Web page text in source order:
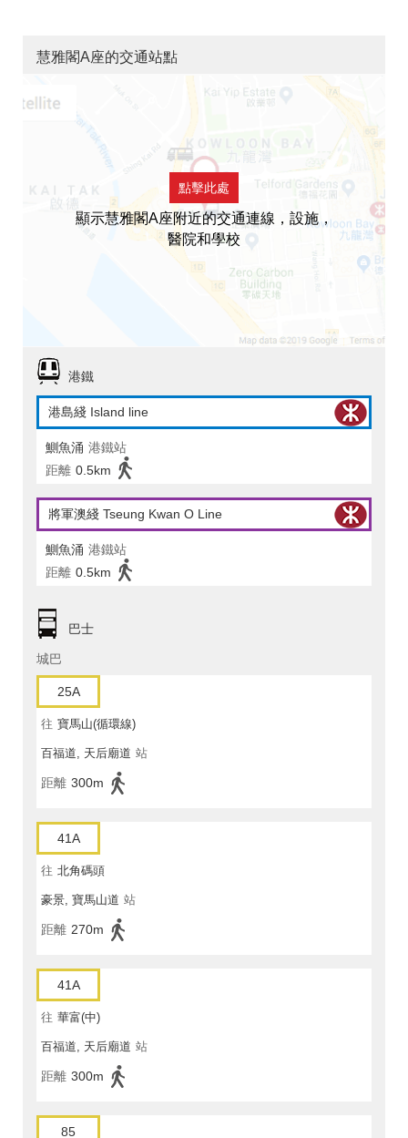
慧雅閣A座的交通站點
點擊此處
顯示慧雅閣A座附近的交通連線，設施，
醫院和學校
港鐵
港島綫 Island line
鰂魚涌 港鐵站
距離 0.5km
將軍澳綫 Tseung Kwan O Line
鰂魚涌 港鐵站
距離 0.5km
巴士
城巴
25A
往 寶馬山(循環線)
百福道, 天后廟道 站
距離 300m
41A
往 北角碼頭
豪景, 寶馬山道 站
距離 270m
41A
往 華富(中)
百福道, 天后廟道 站
距離 300m
85